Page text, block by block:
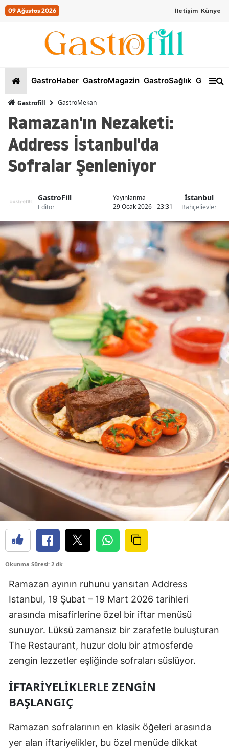
09 Ağustos 2026 İletişim Künye
GastroHaber GastroMagazin GastroSağlık
Gastrofill GastroMekan
Ramazan'ın Nezaketi:
Address İstanbul'da
Sofralar Şenleniyor
GastroFill
Editör
Yayınlanma
29 Ocak 2026 - 23:31
İstanbul
Bahçelievler
Okunma Süresi: 2 dk
Ramazan ayının ruhunu yansıtan Address
Istanbul, 19 Şubat – 19 Mart 2026 tarihleri
arasında misafirlerine özel bir iftar menüsü
sunuyor. Lüksü zamansız bir zarafetle buluşturan
The Restaurant, huzur dolu bir atmosferde
zengin lezzetler eşliğinde sofraları süslüyor.
İFTARIYELIKLERLE ZENGIN
BAŞLANGIÇ
Ramazan sofralarının en klasik öğeleri arasında
yer alan iftariyelikler, bu özel menüde dikkat